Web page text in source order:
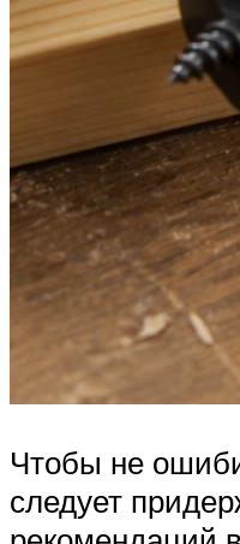
Чтобы не
следует